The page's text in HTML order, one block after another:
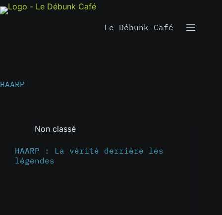
Passer
au
Le Débunk Café
HAARP
Non classé
HAARP : La vérité derrière les
légendes